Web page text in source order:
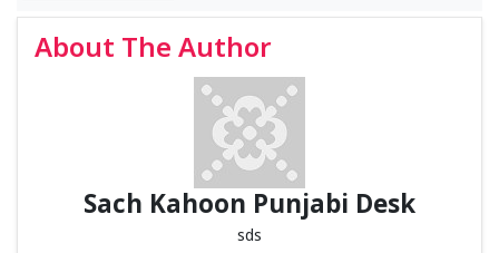
About The Author
Sach Kahoon Punjabi Desk
sds